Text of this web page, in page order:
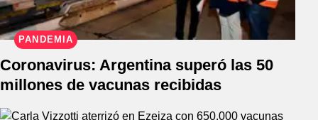
PANDEMIA
Coronavirus: Argentina superó las 50
millones de vacunas recibidas